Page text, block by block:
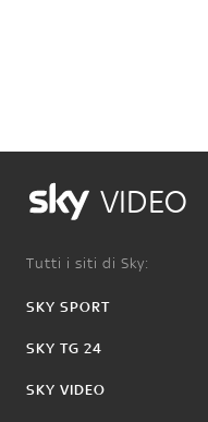
VIDEO
Tutti i siti di Sky:
SKY SPORT
SKY TG 24
SKY VIDEO